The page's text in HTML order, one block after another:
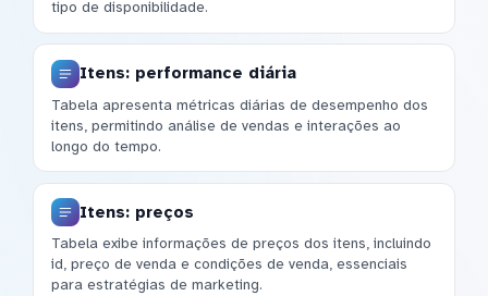
tipo de disponibilidade.
Itens: performance diária
Tabela apresenta métricas diárias de desempenho dos
itens, permitindo análise de vendas e interações ao
longo do tempo.
Itens: preços
Tabela exibe informações de preços dos itens, incluindo
id, preço de venda e condições de venda, essenciais
para estratégias de marketing.